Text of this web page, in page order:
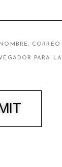
PARA